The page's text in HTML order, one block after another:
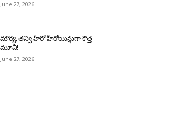
June 27, 2026
మౌర్య‌, త‌న్వి హీరో హీరోయిన్లుగా కొత్త
మూవీ!
June 27, 2026